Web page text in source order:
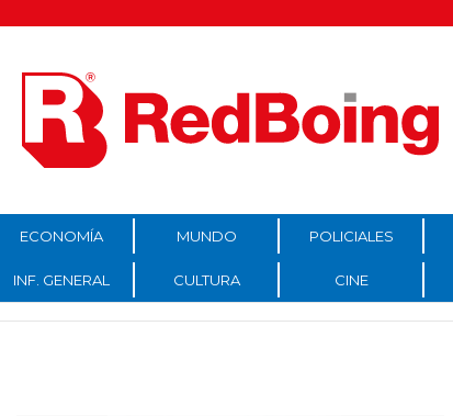
ECONOMÍA MUNDO POLICIALES
INF. GENERAL CULTURA CINE